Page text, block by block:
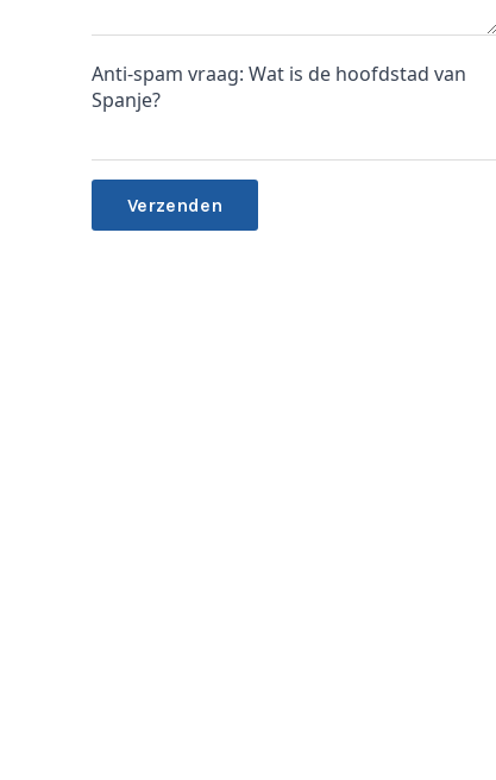
Anti-spam vraag: Wat is de hoofdstad van
Spanje?